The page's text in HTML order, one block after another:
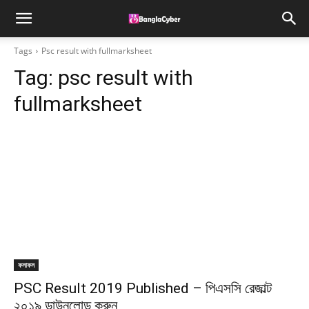
Tags Psc result with fullmarksheet
Tag: psc result with
fullmarksheet
ফলাফল
PSC Result 2019 Published – পিএসসি রেজাল্ট
২০১৯ ডাউনলোড করুন